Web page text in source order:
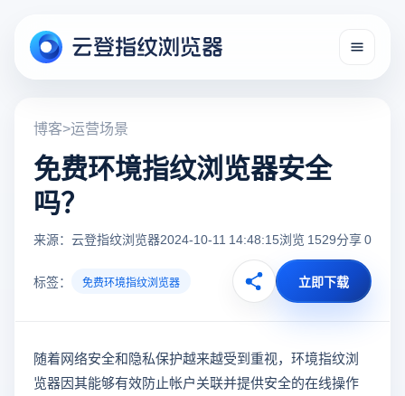
博客>运营场景
免费环境指纹浏览器安全
吗？
来源：云登指纹浏览器2024-10-11 14:48:15浏览 1529分享 0
标签： 免费环境指纹浏览器 立即下载
随着网络安全和隐私保护越来越受到重视，环境指纹浏
览器因其能够有效防止帐户关联并提供安全的在线操作